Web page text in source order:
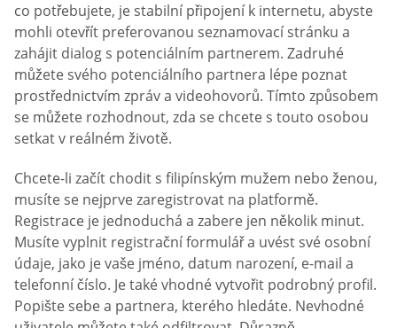
co potřebujete, je stabilní připojení k internetu, abyste
mohli otevřít preferovanou seznamovací stránku a
zahájit dialog s potenciálním partnerem. Zadruhé
můžete svého potenciálního partnera lépe poznat
prostřednictvím zpráv a videohovorů. Tímto způsobem
se můžete rozhodnout, zda se chcete s touto osobou
setkat v reálném životě.
Chcete-li začít chodit s filipínským mužem nebo ženou,
musíte se nejprve zaregistrovat na platformě.
Registrace je jednoduchá a zabere jen několik minut.
Musíte vyplnit registrační formulář a uvést své osobní
údaje, jako je vaše jméno, datum narození, e-mail a
telefonní číslo. Je také vhodné vytvořit podrobný profil.
Popište sebe a partnera, kterého hledáte. Nevhodné